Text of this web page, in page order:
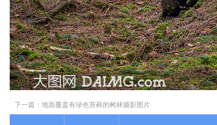
下一篇： 地面覆盖有绿色苔藓的树林摄影图片